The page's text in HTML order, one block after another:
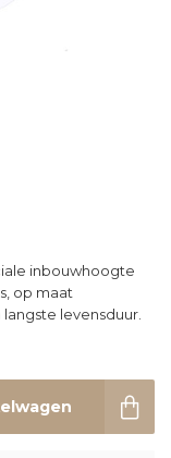
inbouwhoogte
op maat
levensduur.